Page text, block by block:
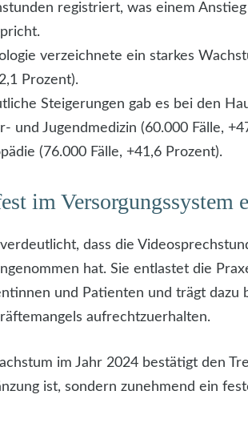
registriert, was einem
verzeichnete ein starkes
Prozent).
Steigerungen gab es bei den
und Jugendmedizin (60.000 Fälle,
(76.000 Fälle, +41,6 Prozent).
im Versorgungssystem
dass die
hat. Sie entlastet die
und Patienten und trägt dazu
aufrechtzuerhalten.
im Jahr 2024 bestätigt den
ist, sondern zunehmend ein